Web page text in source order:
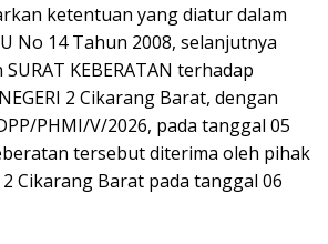
ketentuan yang diatur dalam
No 14 Tahun 2008, selanjutnya
KEBERATAN terhadap
2 Cikarang Barat, dengan
PHMI/V/2026, pada tanggal 05
tersebut diterima oleh pihak
2 Cikarang Barat pada tanggal 06